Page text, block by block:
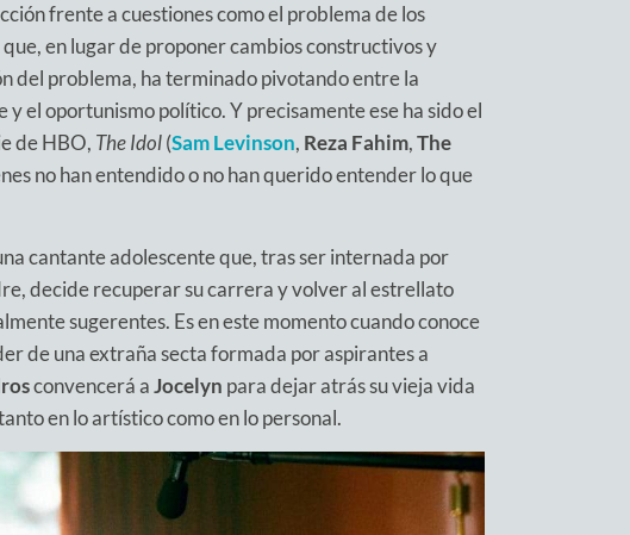
frente a cuestiones como el problema de los
en lugar de proponer cambios constructivos y
del problema, ha terminado pivotando entre la
el oportunismo político. Y precisamente ese ha sido el
de HBO, The Idol(Sam Levinson, Reza Fahim,The
no han entendido o no han querido entender lo que
cantante adolescente que, tras ser internada por
decide recuperar su carrera y volver al estrellato
sugerentes. Es en este momento cuando conoce
de una extraña secta formada por aspirantes a
convencerá aJocelyn para dejar atrás su vieja vida
en lo artístico como en lo personal.